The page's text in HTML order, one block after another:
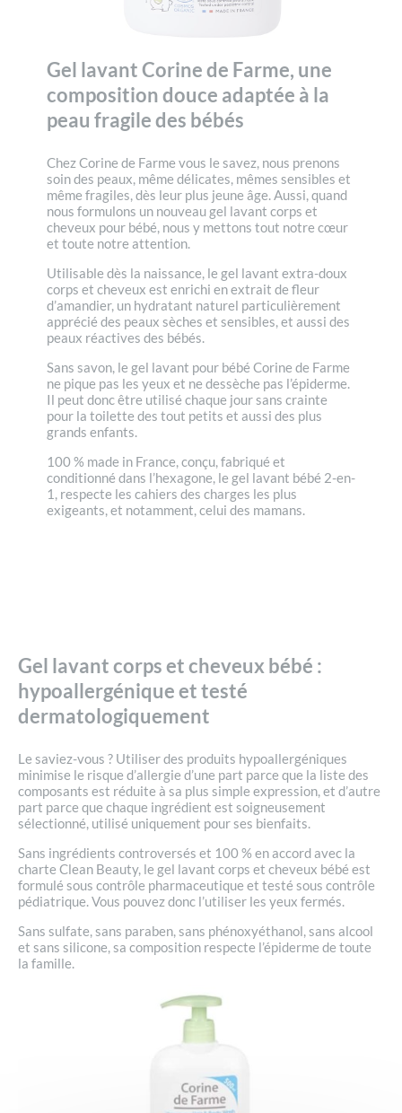
Gel lavant Corine de Farme, une
composition douce adaptée à la
peau fragile des bébés
Chez Corine de Farme vous le savez, nous prenons
soin des peaux, même délicates, mêmes sensibles et
même fragiles, dès leur plus jeune âge. Aussi, quand
nous formulons un nouveau gel lavant corps et
cheveux pour bébé, nous y mettons tout notre cœur
et toute notre attention.
Utilisable dès la naissance, le gel lavant extra-doux
corps et cheveux est enrichi en extrait de fleur
d’amandier, un hydratant naturel particulièrement
apprécié des peaux sèches et sensibles, et aussi des
peaux réactives des bébés.
Sans savon, le gel lavant pour bébé Corine de Farme
ne pique pas les yeux et ne dessèche pas l’épiderme.
Il peut donc être utilisé chaque jour sans crainte
pour la toilette des tout petits et aussi des plus
grands enfants.
100 % made in France, conçu, fabriqué et
conditionné dans l’hexagone, le gel lavant bébé 2-en-
1, respecte les cahiers des charges les plus
exigeants, et notamment, celui des mamans.
Gel lavant corps et cheveux bébé :
hypoallergénique et testé
dermatologiquement
Le saviez-vous ? Utiliser des produits hypoallergéniques
minimise le risque d’allergie d’une part parce que la liste des
composants est réduite à sa plus simple expression, et d’autre
part parce que chaque ingrédient est soigneusement
sélectionné, utilisé uniquement pour ses bienfaits.
Sans ingrédients controversés et 100 % en accord avec la
charte Clean Beauty, le gel lavant corps et cheveux bébé est
formulé sous contrôle pharmaceutique et testé sous contrôle
pédiatrique. Vous pouvez donc l’utiliser les yeux fermés.
Sans sulfate, sans paraben, sans phénoxyéthanol, sans alcool
et sans silicone, sa composition respecte l’épiderme de toute
la famille.